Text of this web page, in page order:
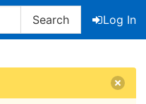
Search Log In